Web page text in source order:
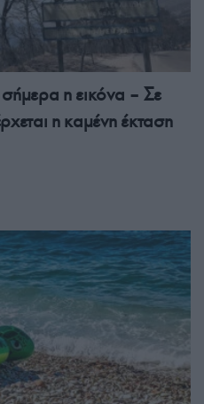
σήμερα η εικόνα – Σε
η καμένη έκταση